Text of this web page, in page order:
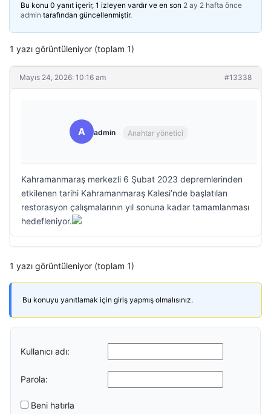
Bu konu 0 yanıt içerir, 1 izleyen vardır ve en son 2 ay 2 hafta önce
admin tarafından güncellenmiştir.
1 yazı görüntüleniyor (toplam 1)
Mayıs 24, 2026: 10:16 am #13338
A admin Anahtar yönetici
Kahramanmaraş merkezli 6 Şubat 2023 depremlerinden
etkilenen tarihi Kahramanmaraş Kalesi’nde başlatılan
restorasyon çalışmalarının yıl sonuna kadar tamamlanması
hedefleniyor.
1 yazı görüntüleniyor (toplam 1)
Bu konuyu yanıtlamak için giriş yapmış olmalısınız.
Kullanıcı adı:
Parola:
Beni hatırla